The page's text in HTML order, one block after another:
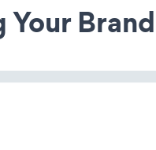
Brand